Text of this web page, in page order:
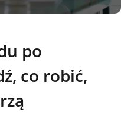
po
co robić,